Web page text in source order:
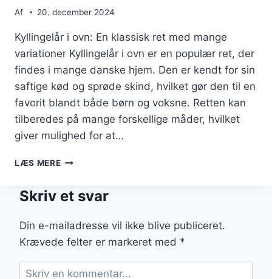
Af 20. december 2024
Kyllingelår i ovn: En klassisk ret med mange
variationer Kyllingelår i ovn er en populær ret, der
findes i mange danske hjem. Den er kendt for sin
saftige kød og sprøde skind, hvilket gør den til en
favorit blandt både børn og voksne. Retten kan
tilberedes på mange forskellige måder, hvilket
giver mulighed for at…
LÆS MEREKYLLINGELÅR
MED
FLØDE
OG
KRYDDERURTER
Skriv et svar
Din e-mailadresse vil ikke blive publiceret.
Krævede felter er markeret med *